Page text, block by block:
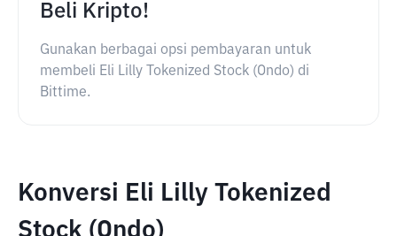
Beli Kripto!
Gunakan berbagai opsi pembayaran untuk
membeli Eli Lilly Tokenized Stock (Ondo) di
Bittime.
Konversi Eli Lilly Tokenized
Stock (Ondo)